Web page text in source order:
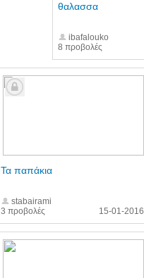
8 προβολές
θαλασσα
ibafalouko
3 προβολές
Τα παπάκια
stabairami
15-01-2016